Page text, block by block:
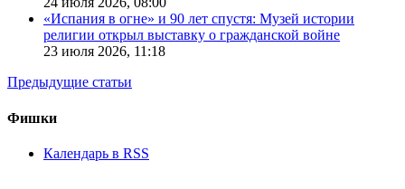
«Испания в огне» и 90 лет спустя: Музей истории
религии открыл выставку о гражданской войне
23 июля 2026, 11:18
Предыдущие статьи
Фишки
Календарь в RSS